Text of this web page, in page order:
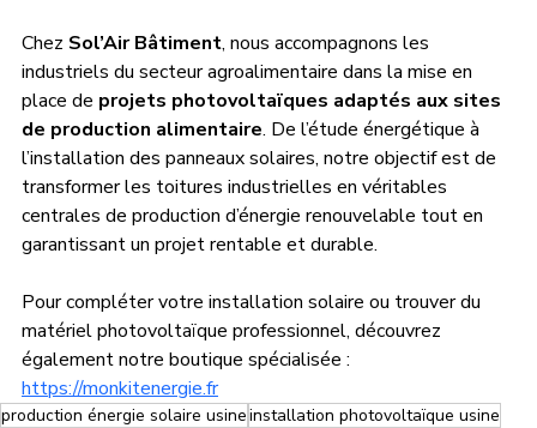
Chez Sol’Air Bâtiment, nous accompagnons les
industriels du secteur agroalimentaire dans la mise en
place de projets photovoltaïques adaptés aux sites
de production alimentaire. De l’étude énergétique à
l’installation des panneaux solaires, notre objectif est de
transformer les toitures industrielles en véritables
centrales de production d’énergie renouvelable tout en
garantissant un projet rentable et durable.
Pour compléter votre installation solaire ou trouver du
matériel photovoltaïque professionnel, découvrez
également notre boutique spécialisée :
https://monkitenergie.fr
production énergie solaire usineinstallation photovoltaïque usine